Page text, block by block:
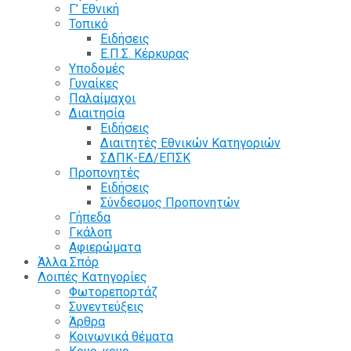
Γ’ Εθνική
Τοπικό
Ειδήσεις
Ε.Π.Σ. Κέρκυρας
Υποδομές
Γυναίκες
Παλαίμαχοι
Διαιτησία
Ειδήσεις
Διαιτητές Εθνικών Κατηγοριών
ΣΔΠΚ-ΕΔ/ΕΠΣΚ
Προπονητές
Ειδήσεις
Σύνδεσμος Προπονητών
Γήπεδα
Γκάλοπ
Αφιερώματα
Άλλα Σπόρ
Λοιπές Κατηγορίες
Φωτορεπορτάζ
Συνεντεύξεις
Άρθρα
Κοινωνικά θέματα